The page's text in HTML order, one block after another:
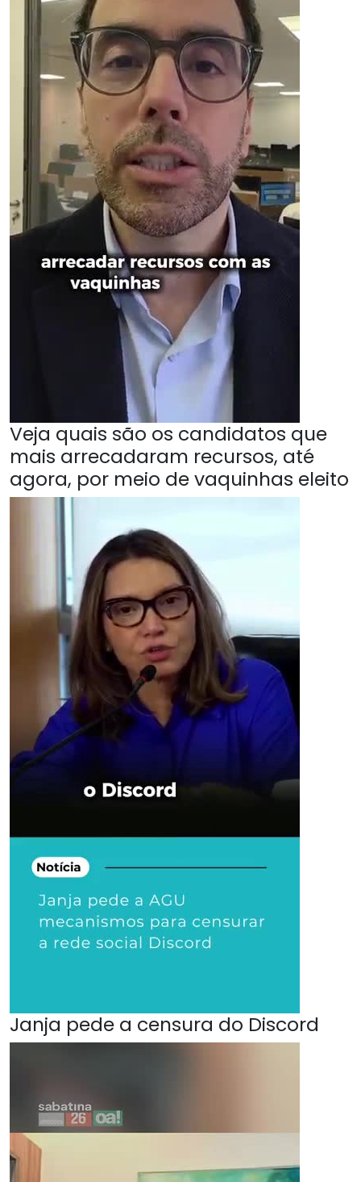
Veja quais são os candidatos que
mais arrecadaram recursos, até
agora, por meio de vaquinhas eleito
Janja pede a censura do Discord